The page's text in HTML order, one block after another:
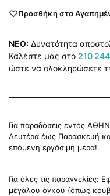
Προσθήκη στα
NEO: Δυνατότητα
Καλέστε μας στο 210
ώστε να ολοκληρώσετε
Για παραδόσεις εντός
Δευτέρα έως Παρασκευή
επόμενη εργάσιμη μέρα!
Για όλες τις παραγγελίες:
μεγάλου όγκου (όπως